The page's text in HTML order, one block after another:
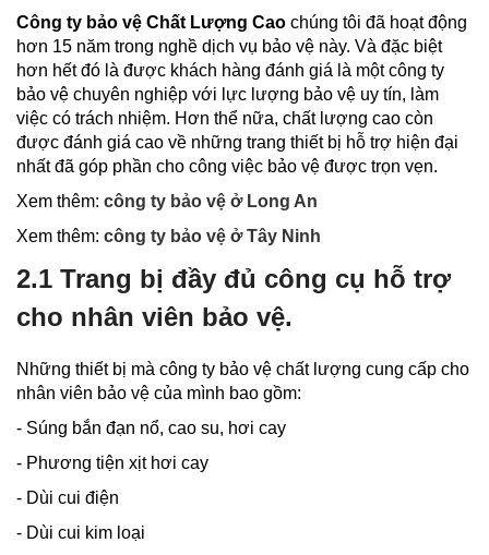
Công ty bảo vệ Chất Lượng Cao chúng tôi đã hoạt động
hơn 15 năm trong nghề dịch vụ bảo vệ này. Và đặc biệt
hơn hết đó là được khách hàng đánh giá là một công ty
bảo vệ chuyên nghiệp với lực lượng bảo vệ uy tín, làm
việc có trách nhiệm. Hơn thể nữa, chất lượng cao còn
được đánh giá cao về những trang thiết bị hỗ trợ hiện đại
nhất đã góp phần cho công việc bảo vệ được trọn vẹn.
Xem thêm: công ty bảo vệ ở Long An
Xem thêm: công ty bảo vệ ở Tây Ninh
2.1 Trang bị đầy đủ công cụ hỗ trợ
cho nhân viên bảo vệ.
Những thiết bị mà công ty bảo vệ chất lượng cung cấp cho
nhân viên bảo vệ của mình bao gồm:
- Súng bắn đạn nổ, cao su, hơi cay
- Phương tiện xịt hơi cay
- Dùi cui điện
- Dùi cui kim loại